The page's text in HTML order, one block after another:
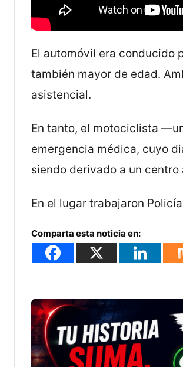
El automóvil era conducido
también mayor de edad.
asistencial.
En tanto, el motociclista
emergencia médica, cuyo
siendo derivado a un centro
En el lugar trabajaron
Comparta esta noticia en: